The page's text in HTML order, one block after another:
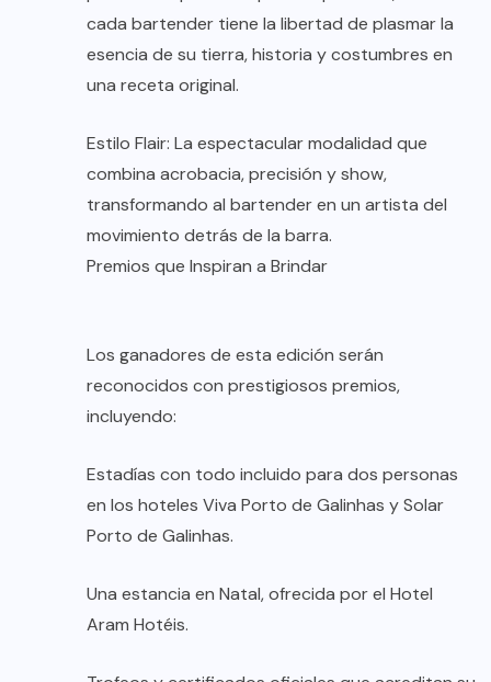
cada bartender tiene la libertad de plasmar la
esencia de su tierra, historia y costumbres en
una receta original.
Estilo Flair: La espectacular modalidad que
combina acrobacia, precisión y show,
transformando al bartender en un artista del
movimiento detrás de la barra.
Premios que Inspiran a Brindar
Los ganadores de esta edición serán
reconocidos con prestigiosos premios,
incluyendo:
Estadías con todo incluido para dos personas
en los hoteles Viva Porto de Galinhas y Solar
Porto de Galinhas.
Una estancia en Natal, ofrecida por el Hotel
Aram Hotéis.